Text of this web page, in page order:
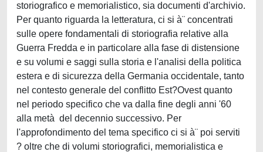
storiografico e memorialistico, sia documenti d'archivio.
Per quanto riguarda la letteratura, ci si à¨ concentrati
sulle opere fondamentali di storiografia relative alla
Guerra Fredda e in particolare alla fase di distensione
e su volumi e saggi sulla storia e l'analisi della politica
estera e di sicurezza della Germania occidentale, tanto
nel contesto generale del conflitto Est?Ovest quanto
nel periodo specifico che va dalla fine degli anni '60
alla metà del decennio successivo. Per
l'approfondimento del tema specifico ci si à¨ poi serviti
? oltre che di volumi storiografici, memorialistica e